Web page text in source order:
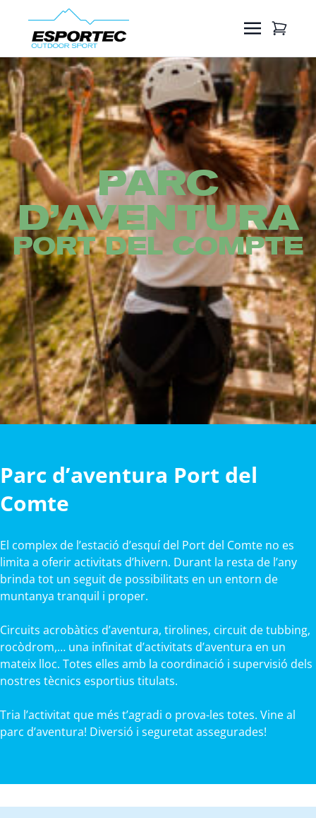
PARC
D’AVENTURA
PORT DEL COMPTE
Parc d’aventura Port del
Comte
El complex de l’estació d’esquí del Port del Comte no es
limita a oferir activitats d’hivern. Durant la resta de l’any
brinda tot un seguit de possibilitats en un entorn de
muntanya tranquil i proper.
Circuits acrobàtics d’aventura, tirolines, circuit de tubbing,
rocòdrom,… una infinitat d’activitats d’aventura en un
mateix lloc. Totes elles amb la coordinació i supervisió dels
nostres tècnics esportius titulats.
Tria l’activitat que més t’agradi o prova-les totes. Vine al
parc d’aventura! Diversió i seguretat assegurades!